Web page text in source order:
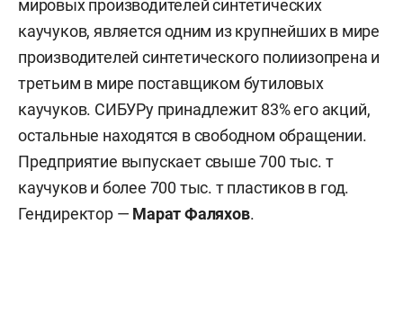
мировых производителей синтетических
каучуков, является одним из крупнейших в мире
производителей синтетического полиизопрена и
третьим в мире поставщиком бутиловых
каучуков. СИБУРу принадлежит 83% его акций,
остальные находятся в свободном обращении.
Предприятие выпускает свыше 700 тыс. т
каучуков и более 700 тыс. т пластиков в год.
Гендиректор — Марат Фаляхов.